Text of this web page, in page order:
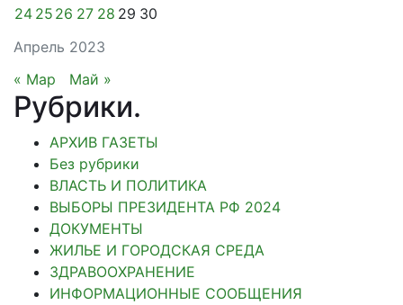
Апрель 2023
24 25 26 27 28 29 30
« Мар Май »
Рубрики.
АРХИВ ГАЗЕТЫ
Без рубрики
ВЛАСТЬ И ПОЛИТИКА
ВЫБОРЫ ПРЕЗИДЕНТА РФ 2024
ДОКУМЕНТЫ
ЖИЛЬЕ И ГОРОДСКАЯ СРЕДА
ЗДРАВООХРАНЕНИЕ
ИНФОРМАЦИОННЫЕ СООБЩЕНИЯ